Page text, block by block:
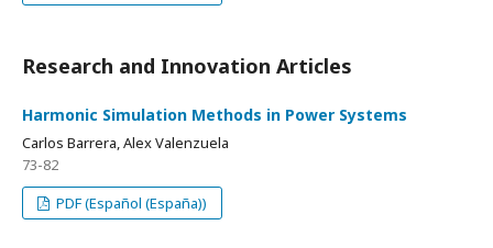
Research and Innovation Articles
Harmonic Simulation Methods in Power Systems
Carlos Barrera, Alex Valenzuela
73-82
PDF (Español (España))